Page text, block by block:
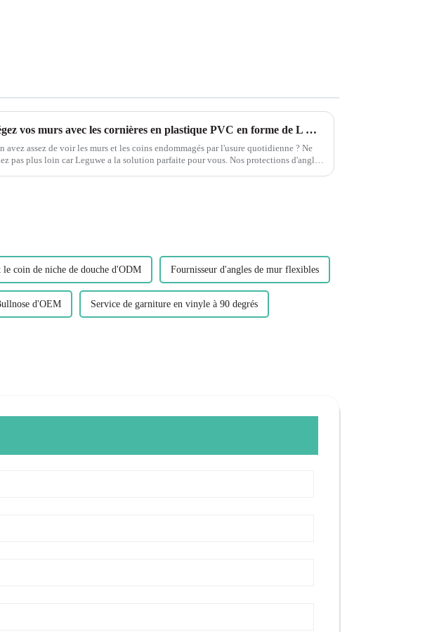
Protégez vos murs avec les cornières en plastique PVC en forme de L Leguwe
avez assez de voir les murs et les coins endommagés par l'usure quotidienne ? Ne
pas plus loin car Leguwe a la solution parfaite pour vous. Nos protections d'angle
coin de niche de douche d'ODM Fournisseur d'angles de mur flexibles
d'OEM Service de garniture en vinyle à 90 degrés